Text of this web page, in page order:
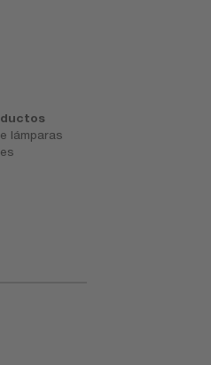
lámparas